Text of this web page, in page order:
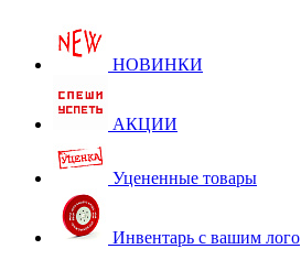
НОВИНКИ
АКЦИИ
Уцененные товары
Инвентарь с вашим лого